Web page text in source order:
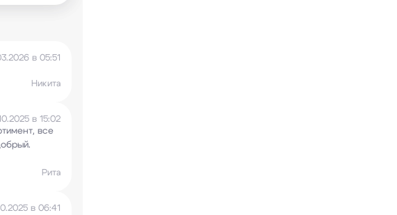
в 05:51
Никита
в 15:02
все
Рита
в 06:41